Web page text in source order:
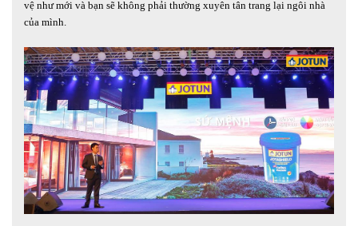
vệ như mới và bạn sẽ không phải thường xuyên tân trang lại ngôi nhà
của mình.